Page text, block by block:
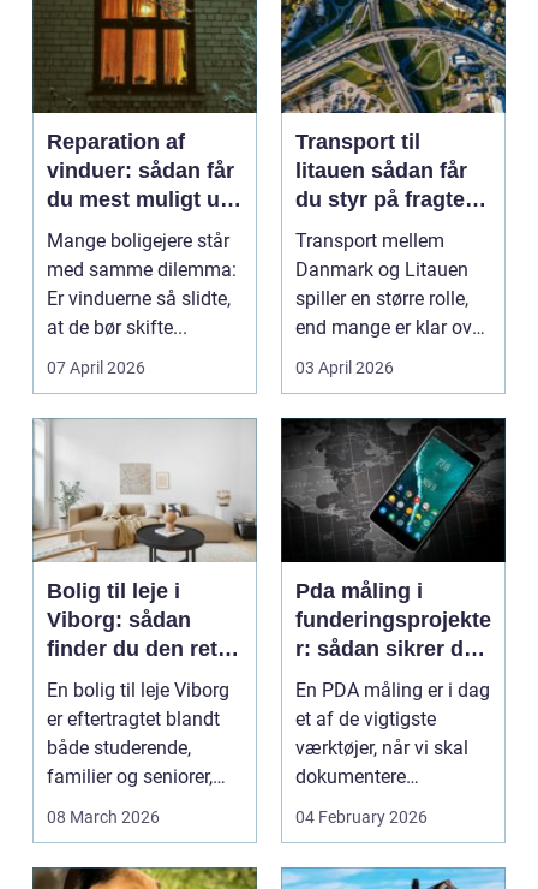
Reparation af
vinduer: sådan får
du mest muligt ud
af dine gamle
vinduer
Mange boligejere står
med samme dilemma:
Er vinduerne så slidte,
at de bør skifte...
07 April 2026
Transport til
litauen sådan får
du styr på fragten
til baltikum
Transport mellem
Danmark og Litauen
spiller en større rolle,
end mange er klar over.
Litauen er et n...
03 April 2026
Bolig til leje i
Viborg: sådan
finder du den rette
lejlighed
En bolig til leje Viborg
er eftertragtet blandt
både studerende,
familier og seniorer,
fordi b...
08 March 2026
Pda måling i
funderingsprojekte
r: sådan sikrer du
dokumenteret
bæreevne
En PDA måling er i dag
et af de vigtigste
værktøjer, når vi skal
dokumentere
bæreevnen af pæle til
04 February 2026